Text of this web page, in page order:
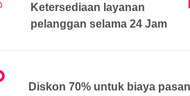
Ketersediaan layanan
pelanggan selama 24 Jam
Diskon 70% untuk biaya